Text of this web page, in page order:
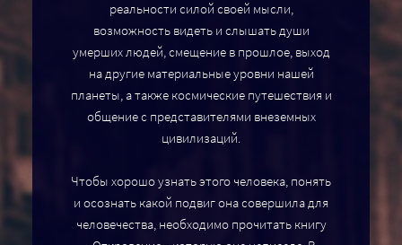
реальности силой своей мысли,
возможность видеть и слышать души
умерших людей, смещение в прошлое, выход
на другие материальные уровни нашей
планеты, а также космические путешествия и
общение с представителями внеземных
цивилизаций.
Чтобы хорошо узнать этого человека, понять
и осознать какой подвиг она совершила для
человечества, необходимо прочитать книгу